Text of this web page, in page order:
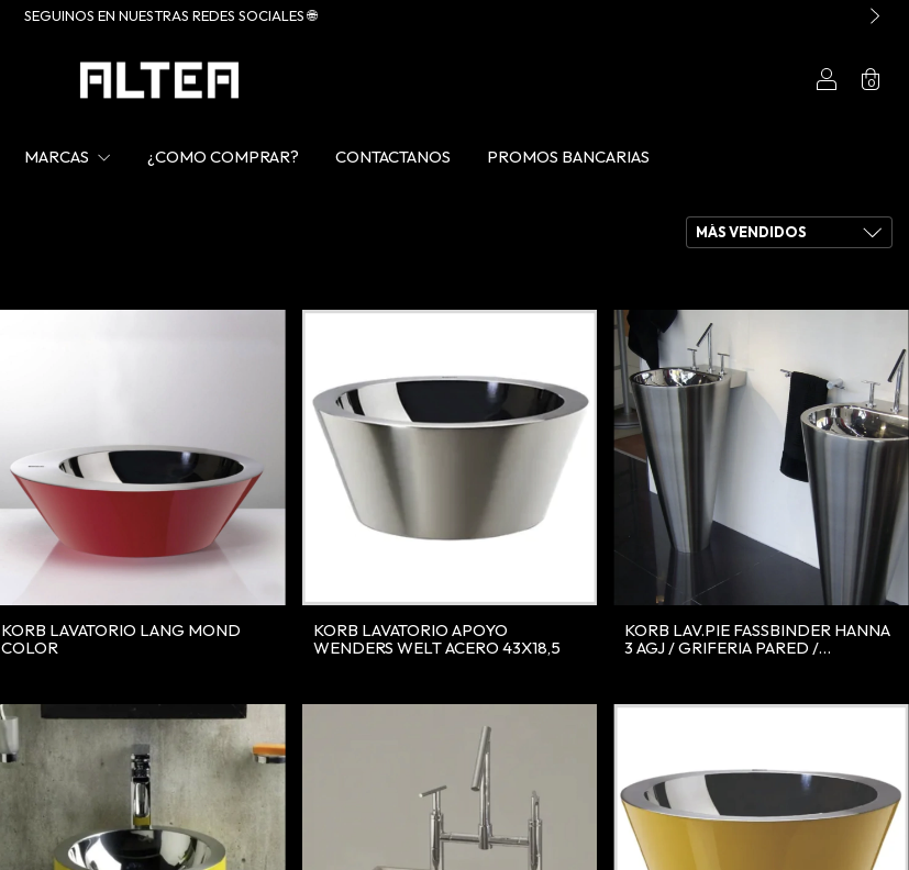
SEGUINOS EN NUESTRAS REDES SOCIALES 🌐
0
MARCAS ¿COMO COMPRAR? CONTACTANOS PROMOS BANCARIAS
KORB LAVATORIO LANG MOND
COLOR
KORB LAVATORIO APOYO
WENDERS WELT ACERO 43X18,5
KORB LAV.PIE FASSBINDER HANNA
3 AGJ / GRIFERIA PARED /